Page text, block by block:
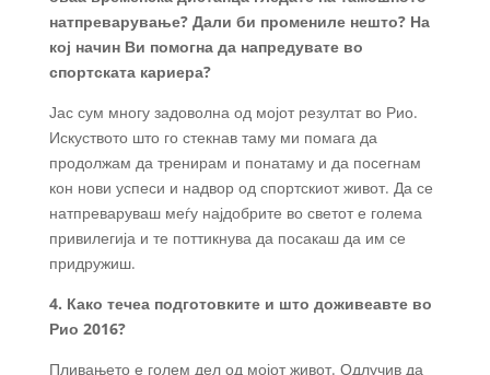
натпреварување? Дали би промениле нешто? На
кој начин Ви помогна да напредувате во
спортската кариера?
Јас сум многу задоволна од мојот резултат во Рио.
Искуството што го стекнав таму ми помага да
продолжам да тренирам и понатаму и да посегнам
кон нови успеси и надвор од спортскиот живот. Да се
натпреваруваш меѓу најдобрите во светот е голема
привилегија и те поттикнува да посакаш да им се
придружиш.
4. Како течеа подготовките и што доживеавте во
Рио 2016?
Пливањето е голем дел од мојот живот. Одлучив да